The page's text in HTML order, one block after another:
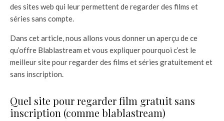
des sites web qui leur permettent de regarder des films et
séries sans compte.
Dans cet article, nous allons vous donner un aperçu de ce
qu’offre Blablastream et vous expliquer pourquoi c’est le
meilleur site pour regarder des films et séries gratuitement et
sans inscription.
Quel site pour regarder film gratuit sans
inscription (comme blablastream)